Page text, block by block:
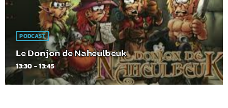
PODCAST
Le Donjon de Naheulbeuk
13:30 - 13:45